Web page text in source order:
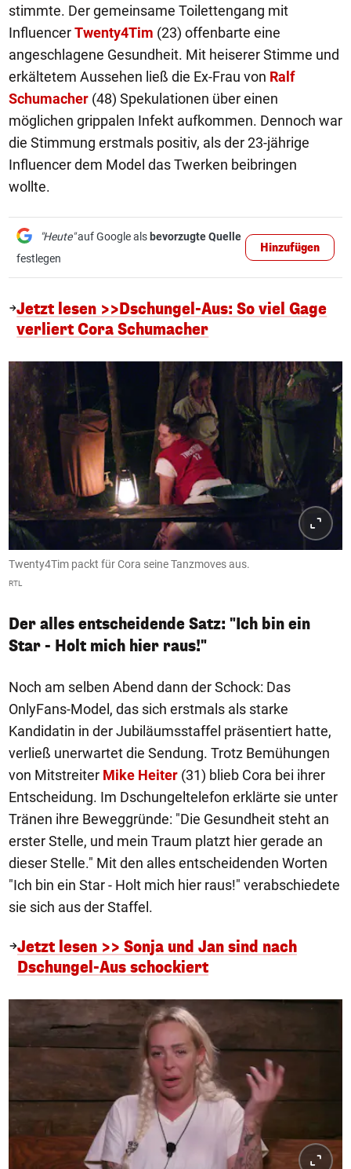
stimmte. Der gemeinsame Toilettengang mit
InfluencerTwenty4Tim (23) offenbarte eine
angeschlagene Gesundheit. Mit heiserer Stimme und
erkältetem Aussehen ließ die Ex-Frau von Ralf
Schumacher (48) Spekulationen über einen
möglichen grippalen Infekt aufkommen. Dennoch war
die Stimmung erstmals positiv, als der 23-jährige
Influencer dem Model das Twerken beibringen
wollte.
"Heute"auf Google als bevorzugte Quelle
festlegen
Hinzufügen
Jetzt lesen >>Dschungel-Aus: So viel Gage
verliert Cora Schumacher
Twenty4Tim packt für Cora seine Tanzmoves aus.
RTL
Der alles entscheidende Satz: "Ich bin ein
Star - Holt mich hier raus!"
Noch am selben Abend dann der Schock: Das
OnlyFans-Model, das sich erstmals als starke
Kandidatin in der Jubiläumsstaffel präsentiert hatte,
verließ unerwartet die Sendung. Trotz Bemühungen
von Mitstreiter Mike Heiter (31) blieb Cora bei ihrer
Entscheidung. Im Dschungeltelefon erklärte sie unter
Tränen ihre Beweggründe: "Die Gesundheit steht an
erster Stelle, und mein Traum platzt hier gerade an
dieser Stelle." Mit den alles entscheidenden Worten
"Ich bin ein Star - Holt mich hier raus!" verabschiedete
sie sich aus der Staffel.
Jetzt lesen >> Sonja und Jan sind nach
Dschungel-Aus schockiert